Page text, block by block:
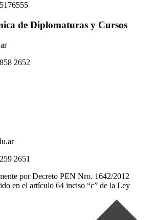
de Diplomaturas y Cursos
2652
2651
por Decreto PEN Nro. 1642/2012
en el artículo 64 inciso “c” de la Ley